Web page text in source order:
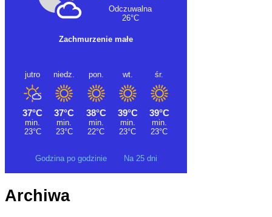
Godzina po godzinie Na 25 dni
Archiwa